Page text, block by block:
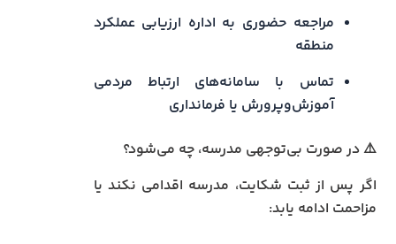
مراجعه حضوری به اداره ارزیابی عملکرد
منطقه
تماس با سامانه‌های ارتباط مردمی
آموزش‌وپرورش یا فرمانداری
⚠️ در صورت بی‌توجهی مدرسه، چه می‌شود؟
اگر پس از ثبت شکایت، مدرسه اقدامی نکند یا
مزاحمت ادامه یابد: